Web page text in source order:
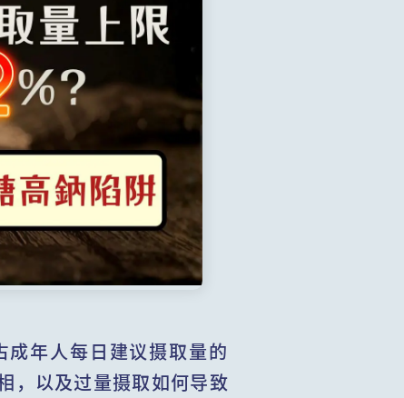
年人每日建议摄取量的
，以及过量摄取如何导致